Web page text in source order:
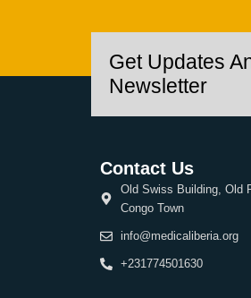
Get Updates
Newsletter
Contact Us
Old Swiss Building, Old
Congo Town
info@medicaliberia.org
+231774501630